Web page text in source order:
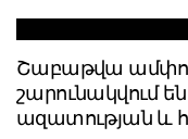
Շաբաթվա
շարունակվում
ազատության և